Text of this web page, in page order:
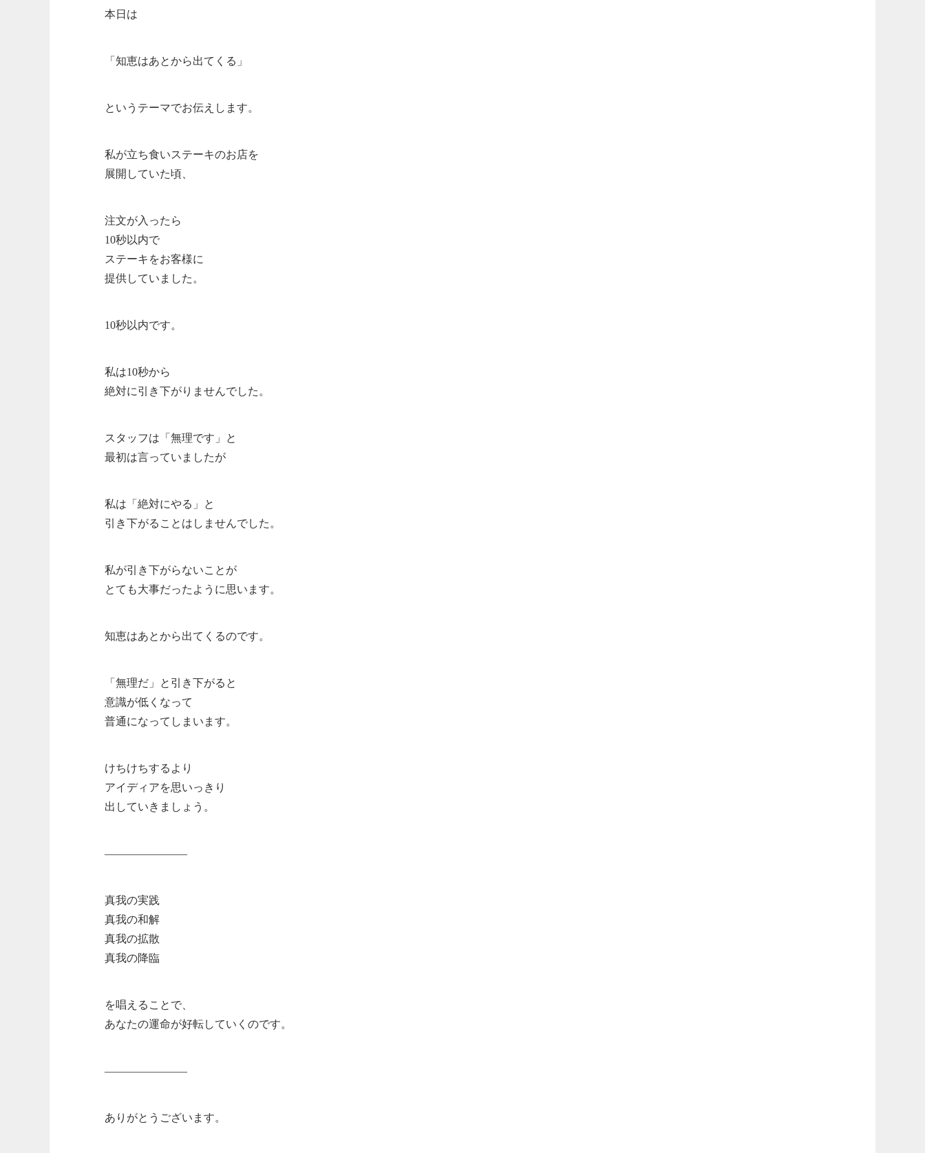
本日は
「知恵はあとから出てくる」
というテーマでお伝えします。
私が立ち食いステーキのお店を
展開していた頃、
注文が入ったら
10秒以内で
ステーキをお客様に
提供していました。
10秒以内です。
私は10秒から
絶対に引き下がりませんでした。
スタッフは「無理です」と
最初は言っていましたが
私は「絶対にやる」と
引き下がることはしませんでした。
私が引き下がらないことが
とても大事だったように思います。
知恵はあとから出てくるのです。
「無理だ」と引き下がると
意識が低くなって
普通になってしまいます。
けちけちするより
アイディアを思いっきり
出していきましょう。
———————–
真我の実践
真我の和解
真我の拡散
真我の降臨
を唱えることで、
あなたの運命が好転していくのです。
———————–
ありがとうございます。